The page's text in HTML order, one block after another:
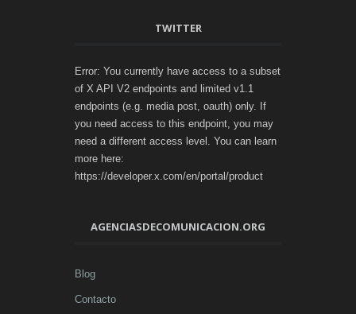
TWITTER
Error: You currently have access to a subset
of X API V2 endpoints and limited v1.1
endpoints (e.g. media post, oauth) only. If
you need access to this endpoint, you may
need a different access level. You can learn
more here:
https://developer.x.com/en/portal/product
AGENCIASDECOMUNICACION.ORG
Blog
Contacto